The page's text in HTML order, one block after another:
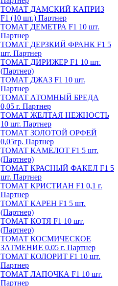
ТОМАТ ДАМСКИЙ КАПРИЗ
F1 (10 шт.) Партнер
ТОМАТ ДЕМЕТРА F1 10 шт.
Партнер
ТОМАТ ДЕРЗКИЙ ФРАНК F1 5
шт. Партнер
ТОМАТ ДИРИЖЕР F1 10 шт.
(Партнер)
ТОМАТ ДЖАЗ F1 10 шт.
Партнер
ТОМАТ АТОМНЫЙ БРЕДА
0,05 г. Партнер
ТОМАТ ЖЕЛТАЯ НЕЖНОСТЬ
10 шт. Партнер
ТОМАТ ЗОЛОТОЙ ОРФЕЙ
0,05гр. Партнер
ТОМАТ КАМЕЛОТ F1 5 шт.
(Партнер)
ТОМАТ КРАСНЫЙ ФАКЕЛ F1 5
шт. Партнер
ТОМАТ КРИСТИАН F1 0,1 г.
Партнер
ТОМАТ КАРЕН F1 5 шт.
(Партнер)
ТОМАТ КОТЯ F1 10 шт.
(Партнер)
ТОМАТ КОСМИЧЕСКОЕ
ЗАТМЕНИЕ 0,05 г. Партнер
ТОМАТ КОЛОРИТ F1 10 шт.
Партнер
ТОМАТ ЛАПОЧКА F1 10 шт.
Партнер